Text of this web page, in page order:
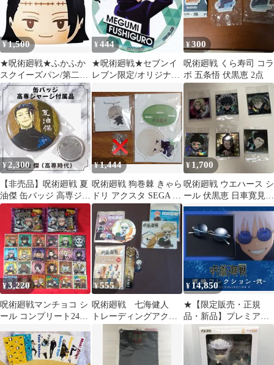
¥ 1,500
★呪術廻戦★ふかふか
スクイーズパン/第二弾
★夏油傑(羂索)★新品
★
¥444
★呪術廻戦★セブンイ
レブン限定/オリジナル
品未開封/非売品★
¥300
呪術廻戦 くら寿司 コラ
ボ 五条悟 伏黒恵 2点
¥2,300
【非売品】呪術廻戦 夏
油傑 缶バッジ 高専ジャ
ージ 特典 高専時代
¥1,444
呪術廻戦 狗巻棘 きゃら
ドリ アクスタ SEGA ア
クキー チャーム セット
¥ 1,700
呪術廻戦 ウエハース シ
ール 伏黒恵 日車寛見
羂索 6枚セット 夏油傑
¥3,220
呪術廻戦マンチョコ シ
ール コンプリート24枚
¥555
呪術廻戦 七海健人
トレーディングアクリ
ルスタンド 缶バッジ ル
ームキーホルダー
¥ 14,850
★【限定販売・正規
品・新品】プレミアム
バンダイ 呪術廻戦
弐 五条悟 サングラス